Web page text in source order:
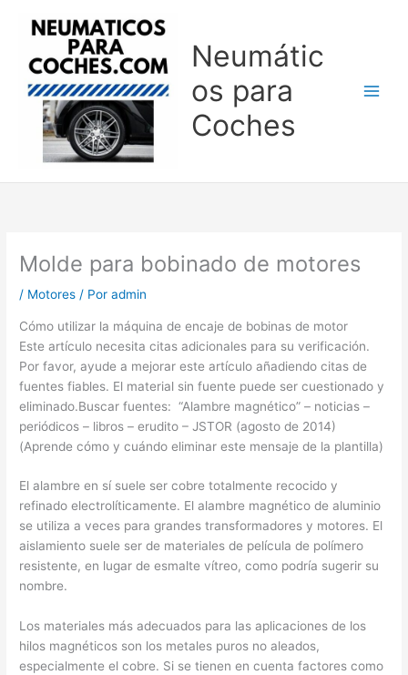
Neumátic
os para
Coches
Molde para bobinado de motores
/ Motores / Poradmin
Cómo utilizar la máquina de encaje de bobinas de motor
Este artículo necesita citas adicionales para su verificación.
Por favor, ayude a mejorar este artículo añadiendo citas de
fuentes fiables. El material sin fuente puede ser cuestionado y
eliminado.Buscar fuentes: “Alambre magnético” – noticias –
periódicos – libros – erudito – JSTOR (agosto de 2014)
(Aprende cómo y cuándo eliminar este mensaje de la plantilla)
El alambre en sí suele ser cobre totalmente recocido y
refinado electrolíticamente. El alambre magnético de aluminio
se utiliza a veces para grandes transformadores y motores. El
aislamiento suele ser de materiales de película de polímero
resistente, en lugar de esmalte vítreo, como podría sugerir su
nombre.
Los materiales más adecuados para las aplicaciones de los
hilos magnéticos son los metales puros no aleados,
especialmente el cobre. Si se tienen en cuenta factores como